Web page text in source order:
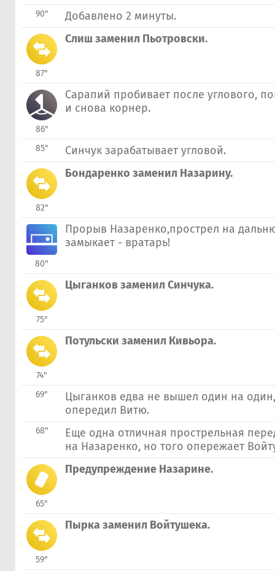
90" Добавлено 2 минуты.
87"
Слиш заменил Пьотровски.
86"
Сарапий пробивает после углового,
и снова корнер.
85" Синчук зарабатывает угловой.
82"
Бондаренко заменил Назарину.
80"
Прорыв Назаренко,прострел на
замыкает - вратарь!
75"
Цыганков заменил Синчука.
74"
Потульски заменил Кивьора.
69"
Цыганков едва не вышел один на
опередил Витю.
68"
Еще одна отличная прострельная
на Назаренко, но того опережает
65"
Предупреждение Назарине.
59"
Пырка заменил Войтушека.